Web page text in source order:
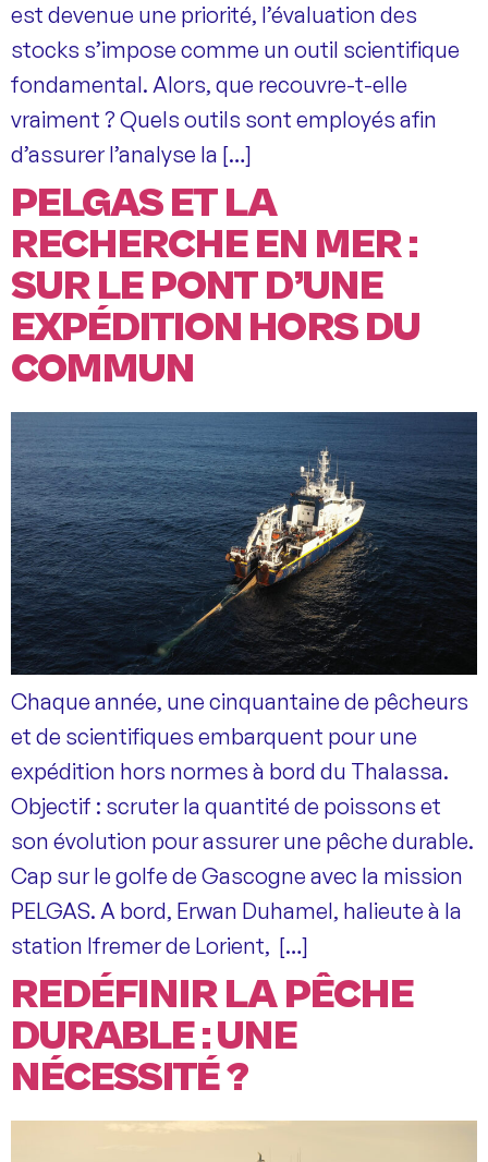
est devenue une priorité, l’évaluation des
stocks s’impose comme un outil scientifique
fondamental. Alors, que recouvre-t-elle
vraiment ? Quels outils sont employés afin
d’assurer l’analyse la […]
PELGAS ET LA
RECHERCHE EN MER :
SUR LE PONT D’UNE
EXPÉDITION HORS DU
COMMUN
Chaque année, une cinquantaine de pêcheurs
et de scientifiques embarquent pour une
expédition hors normes à bord du Thalassa.
Objectif : scruter la quantité de poissons et
son évolution pour assurer une pêche durable.
Cap sur le golfe de Gascogne avec la mission
PELGAS. A bord, Erwan Duhamel, halieute à la
station Ifremer de Lorient, […]
REDÉFINIR LA PÊCHE
DURABLE : UNE
NÉCESSITÉ ?